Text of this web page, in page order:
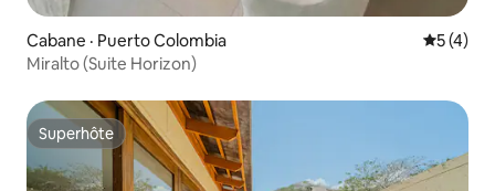
Cabane · Puerto Colombia Note
5 (4)
Miralto (Suite Horizon)
Superhôte
Superhôte